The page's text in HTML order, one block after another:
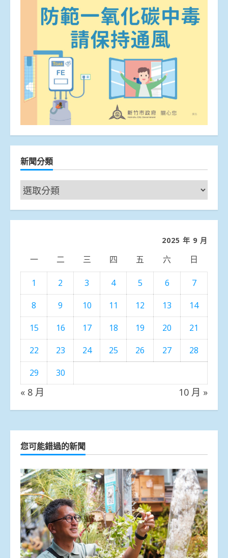
新聞分類
新
聞
分
2025 年 9 月
一 二 三 四 五 六 日
1 2 3 4 5 6
7
8
9 10 11 12 13
14
15
16 17 18 19 20
21
22
23 24 25 26 27
28
29
30
« 8 月 10 月 »
您可能錯過的新聞